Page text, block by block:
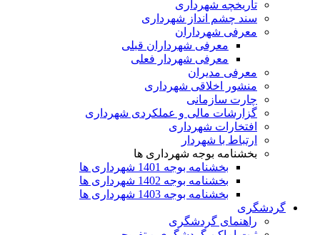
تاریخچه شهرداری
سند چشم انداز شهرداری
معرفی شهرداران
معرفی شهرداران قبلی
معرفی شهردار فعلی
معرفی مدیران
منشور اخلاقی شهرداری
چارت سازمانی
گزارشات مالی و عملکردی شهرداری
افتخارات شهرداری
ارتباط با شهردار
بخشنامه بوجه شهرداری ها
بخشنامه بوجه 1401 شهرداری ها
بخشنامه بوجه 1402 شهرداری ها
بخشنامه بوجه 1403 شهرداری ها
گردشگری
راهنمای گردشگری